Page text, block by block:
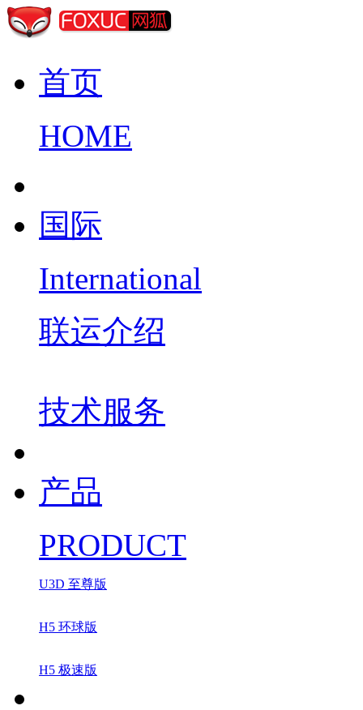
首页
HOME
国际
International
联运介绍
技术服务
产品
PRODUCT
U3D 至尊版
H5 环球版
H5 极速版